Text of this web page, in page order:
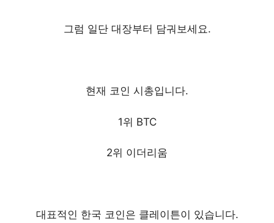
그럼 일단 대장부터 담궈보세요.
현재 코인 시총입니다.
1위 BTC
2위 이더리움
대표적인 한국 코인은 클레이튼이 있습니다.